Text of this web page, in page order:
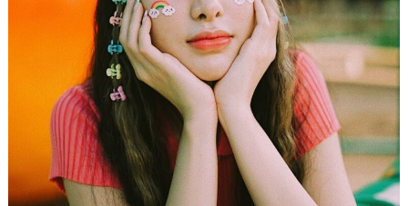
ပရိတ်
သက်
ကို
ရင်ဖွင့်
လာ
တဲ့
ပက်